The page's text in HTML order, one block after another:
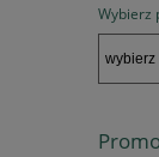
Wybierz